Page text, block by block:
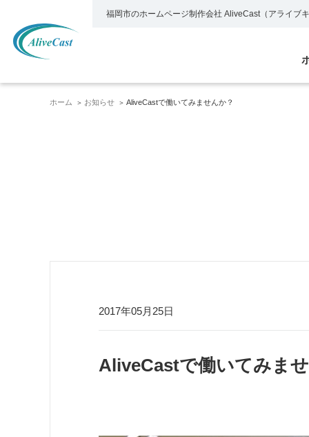
福岡市のホームページ制作会社AliveCast（アライブ
ホーム お知らせ AliveCastで働いてみませんか？
2017年05月25日
AliveCastで働いてみま